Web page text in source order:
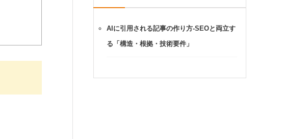
AIに引用される記事の作り方-SEOと両立す
る「構造・根拠・技術要件」